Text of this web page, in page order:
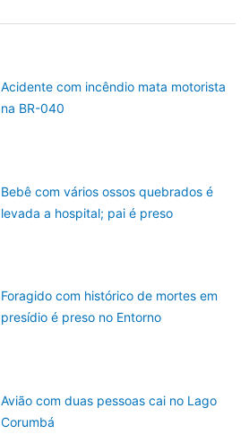
Acidente com incêndio mata motorista
na BR-040
Bebê com vários ossos quebrados é
levada a hospital; pai é preso
Foragido com histórico de mortes em
presídio é preso no Entorno
Avião com duas pessoas cai no Lago
Corumbá